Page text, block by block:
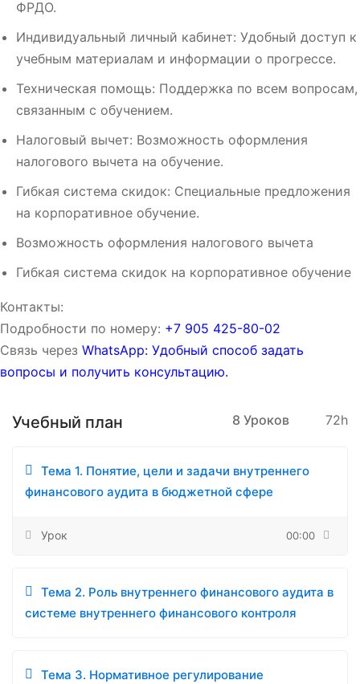
ФРДО.
Индивидуальный личный кабинет: Удобный доступ к
учебным материалам и информации о прогрессе.
Техническая помощь: Поддержка по всем вопросам,
связанным с обучением.
Налоговый вычет: Возможность оформления
налогового вычета на обучение.
Гибкая система скидок: Специальные предложения
на корпоративное обучение.
Возможность оформления налогового вычета
Гибкая система скидок на корпоративное обучение
Контакты:
Подробности по номеру: ‪‪+7 905 425-80-02‬‬
Связь через WhatsApp: Удобный способ задать
вопросы и получить консультацию.
Учебный план 8 Уроков 72h
Тема 1. Понятие, цели и задачи внутреннего
финансового аудита в бюджетной сфере
Урок 00:00
Тема 2. Роль внутреннего финансового аудита в
системе внутреннего финансового контроля
Тема 3. Нормативное регулирование